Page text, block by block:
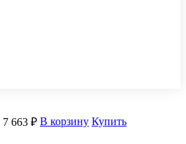
7 663 ₽ В корзину Купить